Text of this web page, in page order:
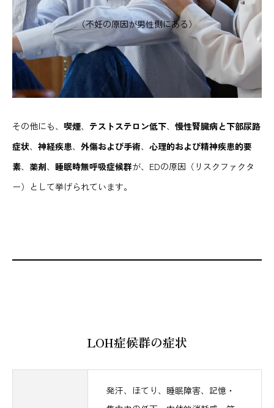
（不妊の原因が男性側にある）
その他にも、 喫煙、 テストステロン低下、 慢性腎臓病と下部尿路
症状、 神経疾患、 外傷および手術、 心理的および精神疾患的要
素、 薬剤、 睡眠時無呼吸症候群が、EDの原因（リスクファクタ
ー）として挙げられています。
LOH症候群の症状
発汗、ほてり、睡眠障害、記憶・